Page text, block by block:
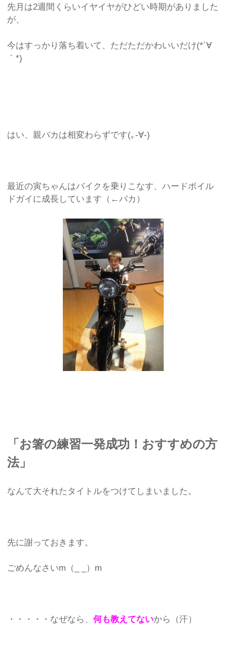
先月は2週間くらいイヤイヤがひどい時期がありました
が、
今はすっかり落ち着いて、ただただかわいいだけ(*´∀
｀*)
はい、親バカは相変わらずです(｡-∀-)
最近の寅ちゃんはバイクを乗りこなす、ハードボイル
ドガイに成長しています（←バカ）
「お箸の練習一発成功！おすすめの方
法」
なんて大それたタイトルをつけてしまいました。
先に謝っておきます。
ごめんなさいm（_ _）m
・・・・・なぜなら、何も教えてないから（汗）